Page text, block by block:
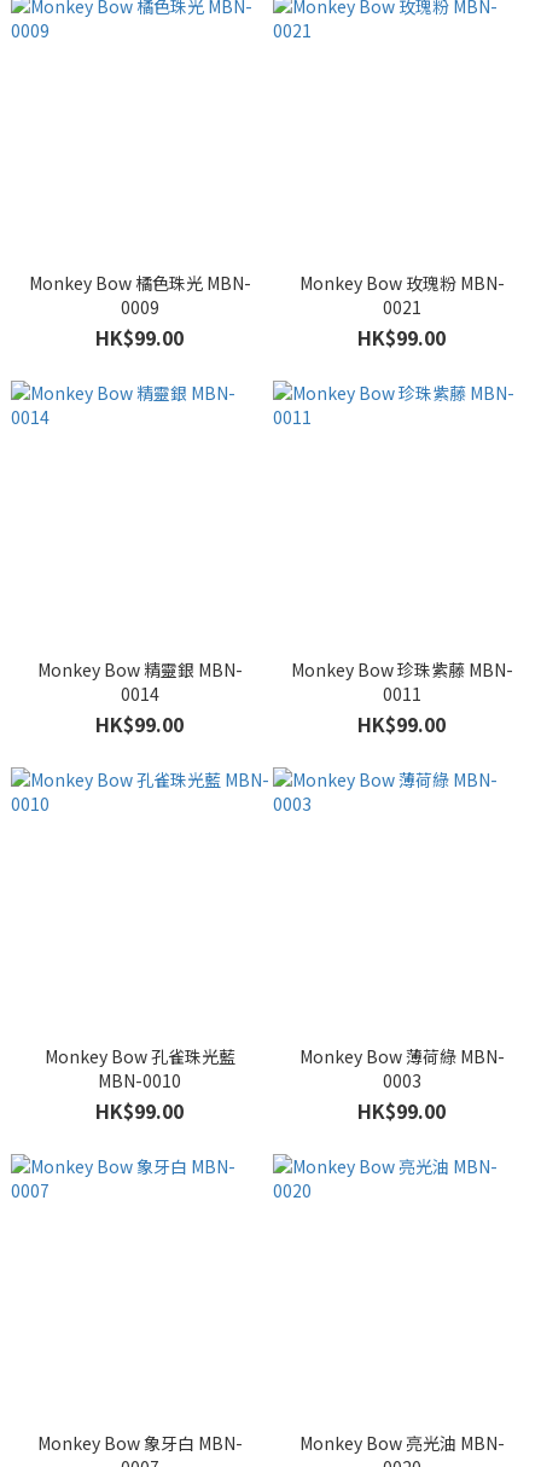
Monkey Bow 橘色珠光 MBN-
0009
HK$99.00
Monkey Bow 玫瑰粉 MBN-
0021
HK$99.00
Monkey Bow 精靈銀 MBN-
0014
HK$99.00
Monkey Bow 珍珠紫藤 MBN-
0011
HK$99.00
Monkey Bow 孔雀珠光藍
MBN-0010
HK$99.00
Monkey Bow 薄荷綠 MBN-
0003
HK$99.00
Monkey Bow 象牙白 MBN-
Monkey Bow 亮光油 MBN-